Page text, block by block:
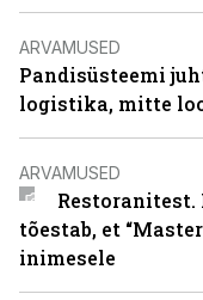
ARVAMUSED
Pandisüsteemi
logistika, mitte
ARVAMUSED
tõestab, et
inimesele